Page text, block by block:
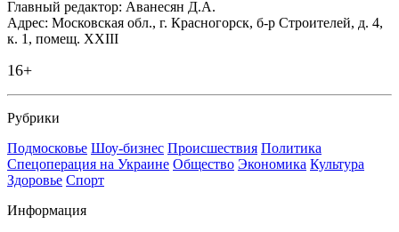
Главный редактор: Аванесян Д.А.
Адрес: Московская обл., г. Красногорск, б-р Строителей, д. 4,
к. 1, помещ. XXIII
16+
Рубрики
Подмосковье Шоу-бизнес Происшествия Политика
Спецоперация на Украине Общество Экономика Культура
Здоровье Спорт
Информация